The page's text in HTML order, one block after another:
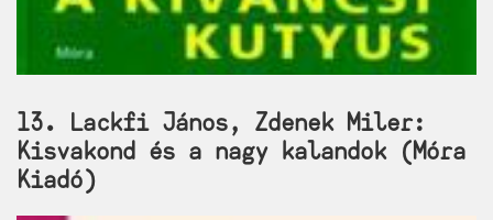
13. Lackfi János, Zdenek Miler:
Kisvakond és a nagy kalandok (Móra
Kiadó)